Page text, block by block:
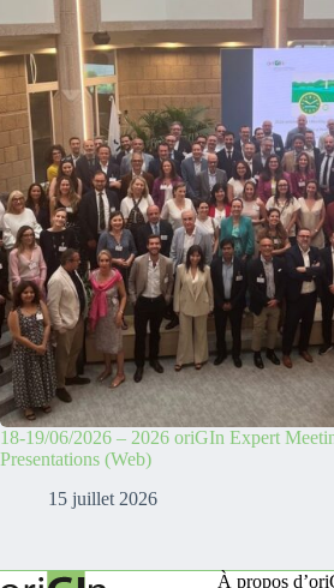
18-19/06/2026 – 2026 oriGIn Expert
Presentations (Web)
15 juillet 2026
À propos